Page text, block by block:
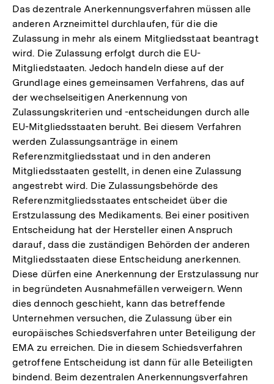
der
Fußnote
Das dezentrale Anerkennungsverfahren müssen alle
anderen Arzneimittel durchlaufen, für die die
Zulassung in mehr als einem Mitgliedsstaat beantragt
wird. Die Zulassung erfolgt durch die EU-
Mitgliedstaaten. Jedoch handeln diese auf der
Grundlage eines gemeinsamen Verfahrens, das auf
der wechselseitigen Anerkennung von
Zulassungskriterien und -entscheidungen durch alle
EU-Mitgliedsstaaten beruht. Bei diesem Verfahren
werden Zulassungsanträge in einem
Referenzmitgliedsstaat und in den anderen
Mitgliedsstaaten gestellt, in denen eine Zulassung
angestrebt wird. Die Zulassungsbehörde des
Referenzmitgliedsstaates entscheidet über die
Erstzulassung des Medikaments. Bei einer positiven
Entscheidung hat der Hersteller einen Anspruch
darauf, dass die zuständigen Behörden der anderen
Mitgliedsstaaten diese Entscheidung anerkennen.
Diese dürfen eine Anerkennung der Erstzulassung nur
in begründeten Ausnahmefällen verweigern. Wenn
dies dennoch geschieht, kann das betreffende
Unternehmen versuchen, die Zulassung über ein
europäisches Schiedsverfahren unter Beteiligung der
EMA zu erreichen. Die in diesem Schiedsverfahren
getroffene Entscheidung ist dann für alle Beteiligten
bindend. Beim dezentralen Anerkennungsverfahren